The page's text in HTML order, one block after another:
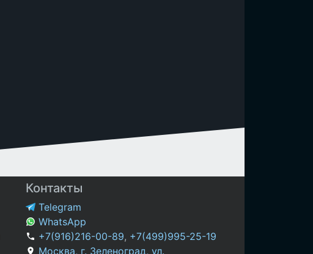
Контакты
Telegram
WhatsApp
+7(916)216-00-89, +7(499)995-25-19
Москва, г. Зеленоград, ул.